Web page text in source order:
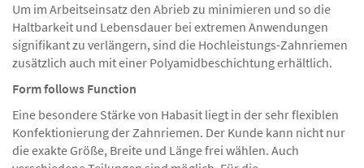
Um im Arbeitseinsatz den Abrieb zu minimieren und so die
Haltbarkeit und Lebensdauer bei extremen Anwendungen
signifikant zu verlängern, sind die Hochleistungs-Zahnriemen
zusätzlich auch mit einer Polyamidbeschichtung erhältlich.
Form follows Function
Eine besondere Stärke von Habasit liegt in der sehr flexiblen
Konfektionierung der Zahnriemen. Der Kunde kann nicht nur
die exakte Größe, Breite und Länge frei wählen. Auch